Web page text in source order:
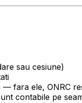
sau cesiune)
fara ele, ONRC
contabile pe